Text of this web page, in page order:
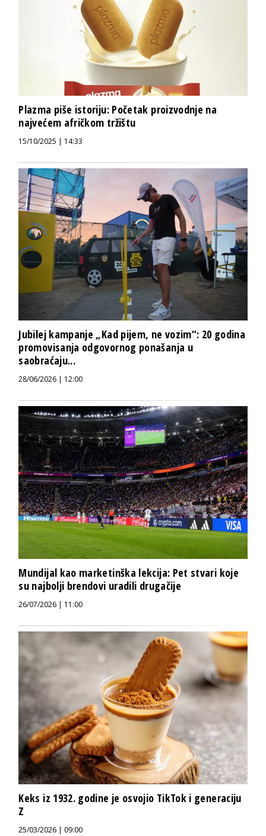
Plazma piše istoriju: Početak proizvodnje na
najvećem afričkom tržištu
15/10/2025 | 14:33
Jubilej kampanje „Kad pijem, ne vozim“: 20 godina
promovisanja odgovornog ponašanja u
saobraćaju...
28/06/2026 | 12:00
Mundijal kao marketinška lekcija: Pet stvari koje
su najbolji brendovi uradili drugačije
26/07/2026 | 11:00
Keks iz 1932. godine je osvojio TikTok i generaciju
Z
25/03/2026 | 09:00